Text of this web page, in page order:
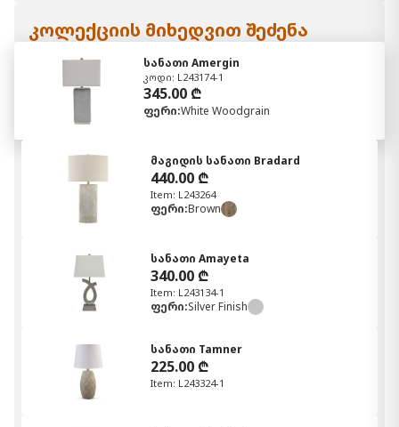
კოლექციის მიხედვით შეძენა
სანათი Amergin
კოდი: L243174-1
345.00 ₾
ფერი:White Woodgrain
მაგიდის სანათი Bradard
440.00 ₾
Item: L243264
ფერი:Brown
სანათი Amayeta
340.00 ₾
Item: L243134-1
ფერი:Silver Finish
სანათი Tamner
225.00 ₾
Item: L243324-1